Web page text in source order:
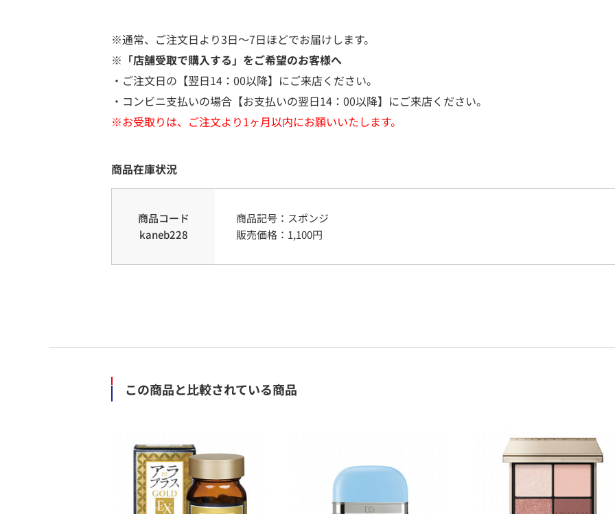
※通常、ご注文日より3日～7日ほどでお届けします。
※「店舗受取で購入する」をご希望のお客様へ
・ご注文日の【翌日14：00以降】にご来店ください。
・コンビニ支払いの場合【お支払いの翌日14：00以降】にご来店ください。
※お受取りは、ご注文より1ヶ月以内にお願いいたします。
商品在庫状況
商品コード
kaneb228
商品記号： スポンジ
販売価格： 1,100円
この商品と比較されている商品